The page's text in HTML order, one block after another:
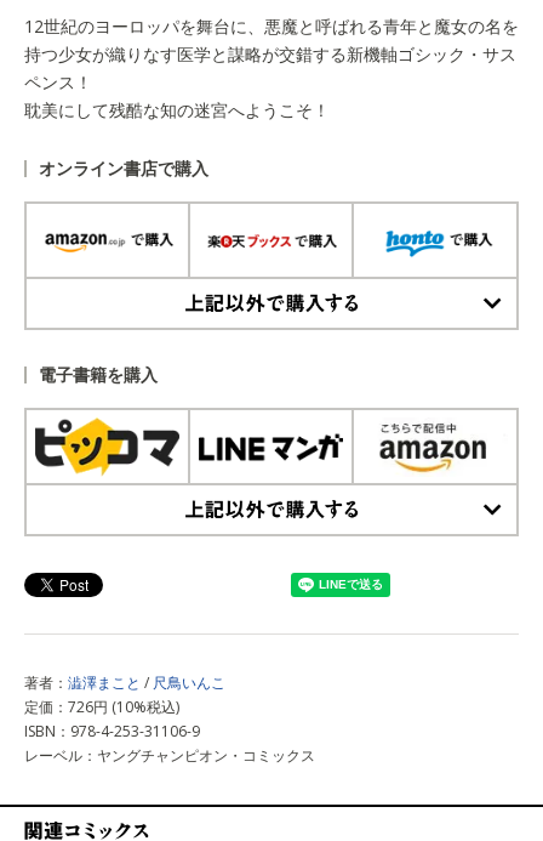
12世紀のヨーロッパを舞台に、悪魔と呼ばれる青年と魔女の名を
持つ少女が織りなす医学と謀略が交錯する新機軸ゴシック・サス
ペンス！
耽美にして残酷な知の迷宮へようこそ！
オンライン書店で購入
電子書籍を購入
著者： 澁澤まこと /尺鳥いんこ
定価：726円 (10%税込)
ISBN：978-4-253-31106-9
レーベル：ヤングチャンピオン・コミックス